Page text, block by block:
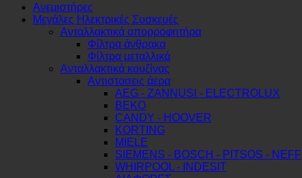
Ανεμιστήρες
Μεγάλες Ηλεκτρικές Συσκευές
Ανταλλακτικά απορροφητήρα
Φίλτρα άνθρακα
Φίλτρα μεταλλικά
Ανταλλακτικά κουζίνας
Αντιστασεις άερα
AEG - ZANNUSI - ELECTROLUX
BEKO
CANDY - HOOVER
KORTING
MIELE
SIEMENS - BOSCH - PITSOS - NEFF
WHIRPOOL - INDESIT